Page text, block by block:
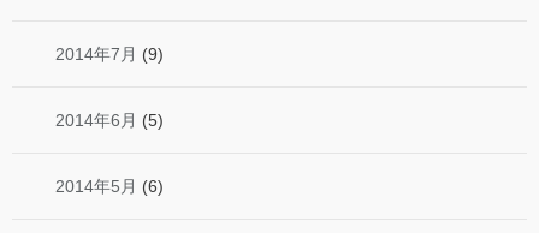
2014年7月 (9)
2014年6月 (5)
2014年5月 (6)